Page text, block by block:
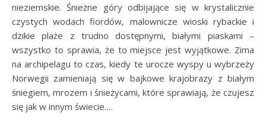
nieziemskie. Śnieżne góry odbijające się w krystalicznie
czystych wodach fiordów, malownicze wioski rybackie i
dzikie plaże z trudno dostępnymi, białymi piaskami –
wszystko to sprawia, że to miejsce jest wyjątkowe. Zima
na archipelagu to czas, kiedy te urocze wyspy u wybrzeży
Norwegii zamieniają się w bajkowe krajobrazy z białym
śniegiem, mrozem i śnieżycami, które sprawiają, że czujesz
się jak w innym świecie.…